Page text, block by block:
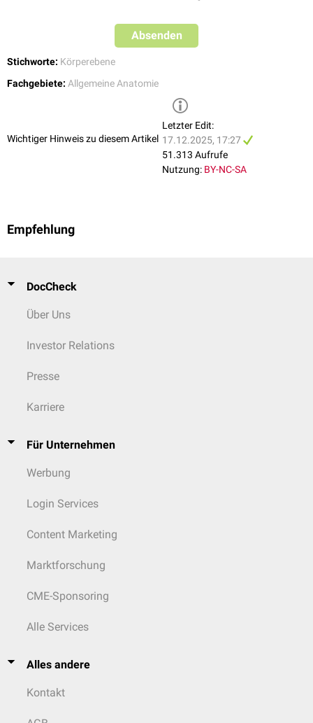
Absenden
Stichworte: Körperebene
Fachgebiete: Allgemeine Anatomie
Wichtiger Hinweis zu diesem Artikel
Letzter Edit:
17.12.2025, 17:27
51.313 Aufrufe
Nutzung: BY-NC-SA
Empfehlung
DocCheck
Über Uns
Investor Relations
Presse
Karriere
Für Unternehmen
Werbung
Login Services
Content Marketing
Marktforschung
CME-Sponsoring
Alle Services
Alles andere
Kontakt